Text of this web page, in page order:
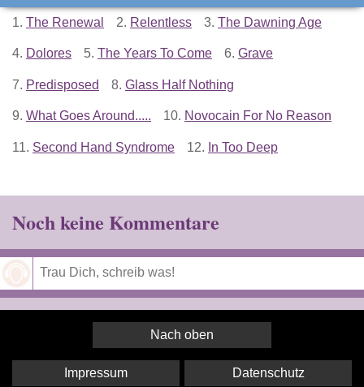
1. The Renewal 2. Relentless 3. The Dawning Age
4. Dolores 5. The Years To Come 6. Grave
7. Predisposed 8. Glass Half Nothing
9. What Goes Around..... 10. Novocain For No Reason
11. Second Hand Syndrome 12. In Too Deep
Noch keine Kommentare
Nach oben
Impressum Datenschutz